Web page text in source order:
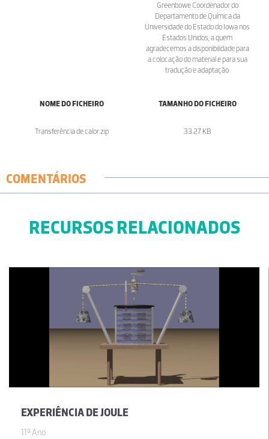
Greenbowe Coordenador do
Departamento de Química da
Universidade do Estado do Iowa nos
Estados Unidos, a quem
agradecemos a disponibilidade para
a colocação do material e para sua
tradução e adaptação.
NOME DO FICHEIRO
Transferência de calor.zip
TAMANHO DO FICHEIRO
33.27 KB
COMENTÁRIOS
RECURSOS RELACIONADOS
EXPERIÊNCIA DE JOULE
11º Ano